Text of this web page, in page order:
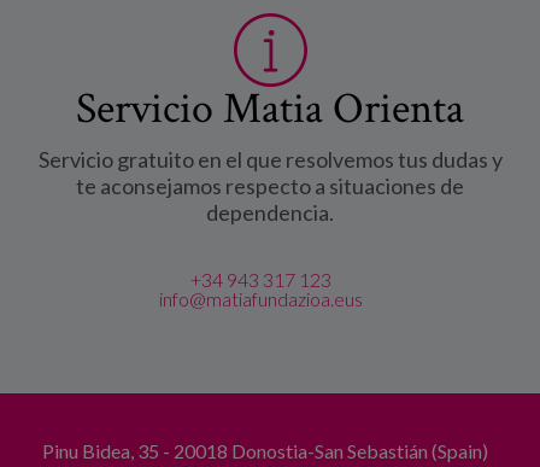
Servicio Matia Orienta
Servicio gratuito en el que resolvemos tus dudas y
te aconsejamos respecto a situaciones de
dependencia.
+34 943 317 123
info@matiafundazioa.eus
Pinu Bidea, 35 - 20018 Donostia-San Sebastián (Spain)